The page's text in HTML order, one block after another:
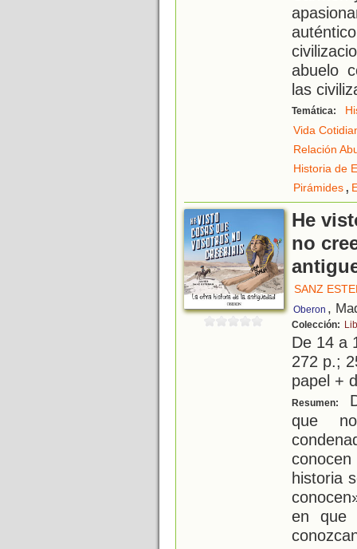
abuelo
las
Temática:
Vida
Relación
Historia de
Pirámides,
He
no
SANZ
Oberon ,
Colección:
De 14 a
272 p.;
papel +
Resumen:
que
historia
en que